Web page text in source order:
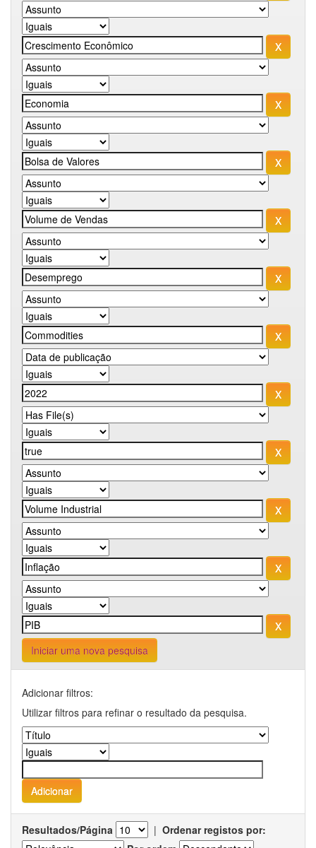
Iniciar uma nova pesquisa
Adicionar filtros:
Utilizar filtros para refinar o resultado da pesquisa.
Resultados/Página | Ordenar registos por: